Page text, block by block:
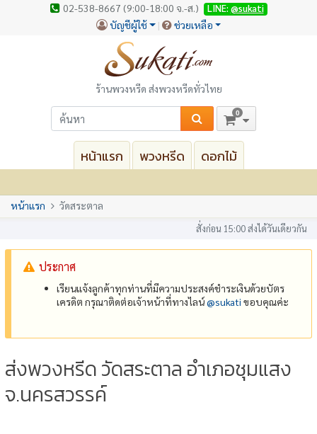
02-538-8667 (9:00-18:00 จ.-ส.) LINE: @sukati
บัญชีผู้ใช้ ช่วยเหลือ
ร้านพวงหรีด ส่งพวงหรีดทั่วไทย
0
หน้าแรก พวงหรีด ดอกไม้
หน้าแรก วัดสระตาล
สั่งก่อน 15:00 ส่งได้วันเดียวกัน
ประกาศ
เรียนแจ้งลูกค้าทุกท่านที่มีความประสงค์ชำระเงินด้วยบัตร
เครดิต กรุณาติดต่อเจ้าหน้าที่ทางไลน์@‌sukati ขอบคุณค่ะ
ส่งพวงหรีด วัดสระตาล อำเภอชุมแสง
จ.นครสวรรค์